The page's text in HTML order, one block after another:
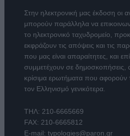
Στην ηλεκτρονική μας έκδοση οι
μπορούν παράλληλα να
το ηλεκτρονικό ταχυδρομείο,
εκφράζουν τις απόψεις και τις
που μας είναι απαραίτητες, και
συμμετέχουν σε δημοσκοπήσεις,
κρίσιμα ερωτήματα που αφορούν
τον Ελληνισμό γενικότερα.
ΤΗΛ: 210-6665669
FAX: 210-6665812
E-mail: typologies@paron.gr